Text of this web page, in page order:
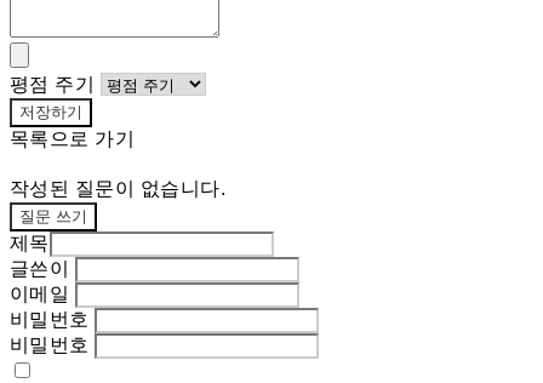
평점 주기
저장하기
목록으로 가기
작성된 질문이 없습니다.
질문 쓰기
제목
글쓴이
이메일
비밀번호
비밀번호